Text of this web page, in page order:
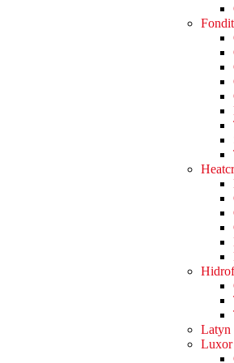
Latyn
Luxor